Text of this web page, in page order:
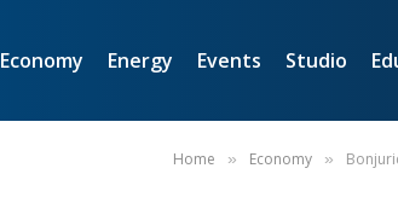
Economy Energy Events Studio
Home » Economy »